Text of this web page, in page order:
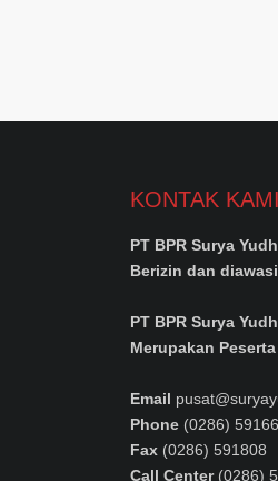
KONTAK KAMI
PT BPR Surya
Berizin dan
PT BPR Surya
Merupakan
Email
Phone (0286)
Fax (0286) 591808
Call Center(0286)